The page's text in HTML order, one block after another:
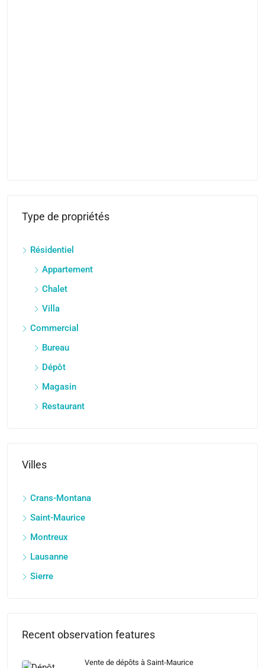
Type de propriétés
Résidentiel
Appartement
Chalet
Villa
Commercial
Bureau
Dépôt
Magasin
Restaurant
Villes
Crans-Montana
Saint-Maurice
Montreux
Lausanne
Sierre
Recent observation features
Vente de dépôts à Saint-Maurice